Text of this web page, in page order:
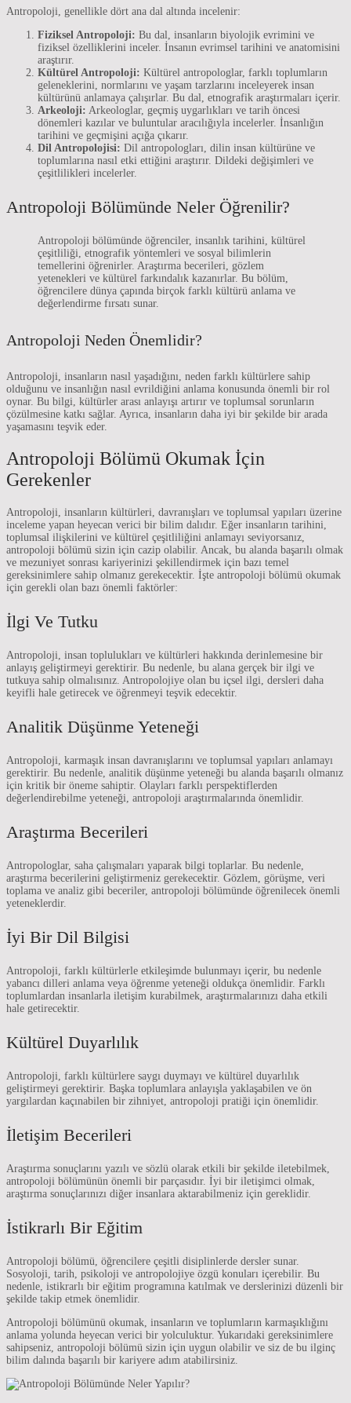
Antropoloji, genellikle dört ana dal altında incelenir:
Fiziksel Antropoloji: Bu dal, insanların biyolojik evrimini ve
fiziksel özelliklerini inceler. İnsanın evrimsel tarihini ve anatomisini
araştırır.
Kültürel Antropoloji: Kültürel antropologlar, farklı toplumların
geleneklerini, normlarını ve yaşam tarzlarını inceleyerek insan
kültürünü anlamaya çalışırlar. Bu dal, etnografik araştırmaları içerir.
Arkeoloji: Arkeologlar, geçmiş uygarlıkları ve tarih öncesi
dönemleri kazılar ve buluntular aracılığıyla incelerler. İnsanlığın
tarihini ve geçmişini açığa çıkarır.
Dil Antropolojisi: Dil antropologları, dilin insan kültürüne ve
toplumlarına nasıl etki ettiğini araştırır. Dildeki değişimleri ve
çeşitlilikleri incelerler.
Antropoloji Bölümünde Neler Öğrenilir?
Antropoloji bölümünde öğrenciler, insanlık tarihini, kültürel
çeşitliliği, etnografik yöntemleri ve sosyal bilimlerin
temellerini öğrenirler. Araştırma becerileri, gözlem
yetenekleri ve kültürel farkındalık kazanırlar. Bu bölüm,
öğrencilere dünya çapında birçok farklı kültürü anlama ve
değerlendirme fırsatı sunar.
Antropoloji Neden Önemlidir?
Antropoloji, insanların nasıl yaşadığını, neden farklı kültürlere sahip
olduğunu ve insanlığın nasıl evrildiğini anlama konusunda önemli bir rol
oynar. Bu bilgi, kültürler arası anlayışı artırır ve toplumsal sorunların
çözülmesine katkı sağlar. Ayrıca, insanların daha iyi bir şekilde bir arada
yaşamasını teşvik eder.
Antropoloji Bölümü Okumak İçin
Gerekenler
Antropoloji, insanların kültürleri, davranışları ve toplumsal yapıları üzerine
inceleme yapan heyecan verici bir bilim dalıdır. Eğer insanların tarihini,
toplumsal ilişkilerini ve kültürel çeşitliliğini anlamayı seviyorsanız,
antropoloji bölümü sizin için cazip olabilir. Ancak, bu alanda başarılı olmak
ve mezuniyet sonrası kariyerinizi şekillendirmek için bazı temel
gereksinimlere sahip olmanız gerekecektir. İşte antropoloji bölümü okumak
için gerekli olan bazı önemli faktörler:
İlgi Ve Tutku
Antropoloji, insan toplulukları ve kültürleri hakkında derinlemesine bir
anlayış geliştirmeyi gerektirir. Bu nedenle, bu alana gerçek bir ilgi ve
tutkuya sahip olmalısınız. Antropolojiye olan bu içsel ilgi, dersleri daha
keyifli hale getirecek ve öğrenmeyi teşvik edecektir.
Analitik Düşünme Yeteneği
Antropoloji, karmaşık insan davranışlarını ve toplumsal yapıları anlamayı
gerektirir. Bu nedenle, analitik düşünme yeteneği bu alanda başarılı olmanız
için kritik bir öneme sahiptir. Olayları farklı perspektiflerden
değerlendirebilme yeteneği, antropoloji araştırmalarında önemlidir.
Araştırma Becerileri
Antropologlar, saha çalışmaları yaparak bilgi toplarlar. Bu nedenle,
araştırma becerilerini geliştirmeniz gerekecektir. Gözlem, görüşme, veri
toplama ve analiz gibi beceriler, antropoloji bölümünde öğrenilecek önemli
yeteneklerdir.
İyi Bir Dil Bilgisi
Antropoloji, farklı kültürlerle etkileşimde bulunmayı içerir, bu nedenle
yabancı dilleri anlama veya öğrenme yeteneği oldukça önemlidir. Farklı
toplumlardan insanlarla iletişim kurabilmek, araştırmalarınızı daha etkili
hale getirecektir.
Kültürel Duyarlılık
Antropoloji, farklı kültürlere saygı duymayı ve kültürel duyarlılık
geliştirmeyi gerektirir. Başka toplumlara anlayışla yaklaşabilen ve ön
yargılardan kaçınabilen bir zihniyet, antropoloji pratiği için önemlidir.
İletişim Becerileri
Araştırma sonuçlarını yazılı ve sözlü olarak etkili bir şekilde iletebilmek,
antropoloji bölümünün önemli bir parçasıdır. İyi bir iletişimci olmak,
araştırma sonuçlarınızı diğer insanlara aktarabilmeniz için gereklidir.
İstikrarlı Bir Eğitim
Antropoloji bölümü, öğrencilere çeşitli disiplinlerde dersler sunar.
Sosyoloji, tarih, psikoloji ve antropolojiye özgü konuları içerebilir. Bu
nedenle, istikrarlı bir eğitim programına katılmak ve derslerinizi düzenli bir
şekilde takip etmek önemlidir.
Antropoloji bölümünü okumak, insanların ve toplumların karmaşıklığını
anlama yolunda heyecan verici bir yolculuktur. Yukarıdaki gereksinimlere
sahipseniz, antropoloji bölümü sizin için uygun olabilir ve siz de bu ilginç
bilim dalında başarılı bir kariyere adım atabilirsiniz.